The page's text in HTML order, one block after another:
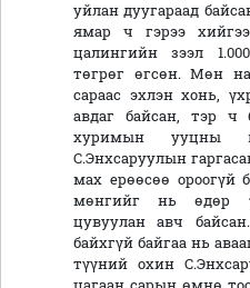
уйлан дуугараад
ямар ч гэрээ
цалингийн зээл
төгрөг өгсөн. Мөн
сараас эхлэн хонь,
авдаг байсан, тэр ч
хуримын ууцны
С.Энхсаруулын
мах ерөөсөө ороогүй
мөнгийг нь өдөр
цувуулан авч
байхгүй байгаа нь
түүний охин